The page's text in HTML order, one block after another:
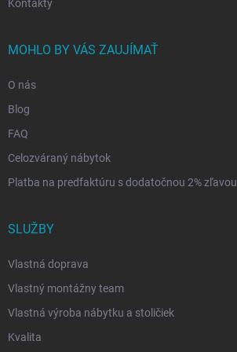
Kontakty
MOHLO BY VÁS ZAUJÍMAŤ
O nás
Blog
FAQ
Celozváraný nábytok
Platba na predfaktúru s dodatočnou 2% zľavou
SLUŽBY
Vlastná doprava
Vlastný montážny team
Vlastná výroba nábytku a stoličiek
Kvalita